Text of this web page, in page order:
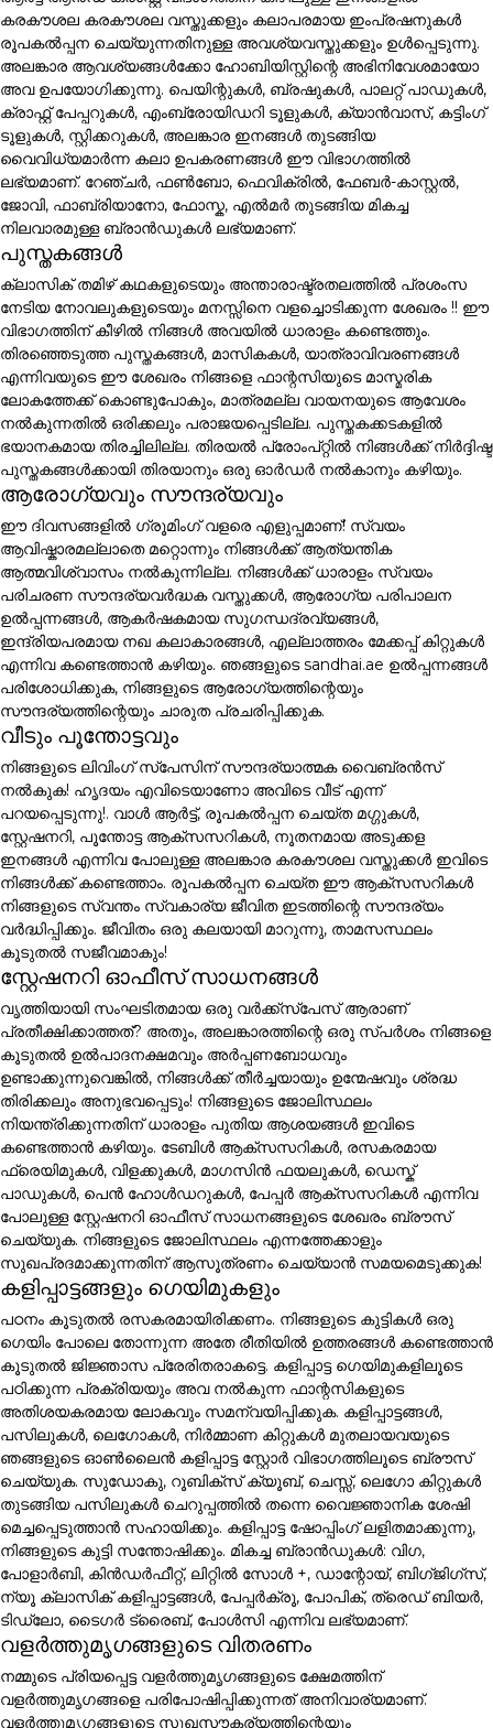
കരകൗശല കരകൗശല വസ്തുക്കളും കലാപരമായ ഇംപ്രഷനുകൾ
രൂപകൽപ്പന ചെയ്യുന്നതിനുള്ള അവശ്യവസ്തുക്കളും ഉൾപ്പെടുന്നു.
അലങ്കാര ആവശ്യങ്ങൾക്കോ ഹോബിയിസ്റ്റിന്റെ അഭിനിവേശമായോ
അവ ഉപയോഗിക്കുന്നു. പെയിന്റുകൾ, ബ്രഷുകൾ, പാലറ്റ് പാഡുകൾ,
ക്രാഫ്റ്റ് പേപ്പറുകൾ, എംബ്രോയിഡറി ടൂളുകൾ, ക്യാൻവാസ്, കട്ടിംഗ്
ടൂളുകൾ, സ്റ്റിക്കറുകൾ, അലങ്കാര ഇനങ്ങൾ തുടങ്ങിയ
വൈവിധ്യമാർന്ന കലാ ഉപകരണങ്ങൾ ഈ വിഭാഗത്തിൽ
ലഭ്യമാണ്. റേഞ്ചർ, ഫൺബോ, ഫെവിക്രിൽ, ഫേബർ-കാസ്റ്റൽ,
ജോവി, ഫാബ്രിയാനോ, ഫോസ്ക, എൽമർ തുടങ്ങിയ മികച്ച
നിലവാരമുള്ള ബ്രാൻഡുകൾ ലഭ്യമാണ്.
പുസ്തകങ്ങൾ
ക്ലാസിക് തമിഴ് കഥകളുടെയും അന്താരാഷ്ട്രതലത്തിൽ പ്രശംസ
നേടിയ നോവലുകളുടെയും മനസ്സിനെ വളച്ചൊടിക്കുന്ന ശേഖരം !! ഈ
വിഭാഗത്തിന് കീഴിൽ നിങ്ങൾ അവയിൽ ധാരാളം കണ്ടെത്തും.
തിരഞ്ഞെടുത്ത പുസ്തകങ്ങൾ, മാസികകൾ, യാത്രാവിവരണങ്ങൾ
എന്നിവയുടെ ഈ ശേഖരം നിങ്ങളെ ഫാന്റസിയുടെ മാസ്മരിക
ലോകത്തേക്ക് കൊണ്ടുപോകും, മാത്രമല്ല വായനയുടെ ആവേശം
നൽകുന്നതിൽ ഒരിക്കലും പരാജയപ്പെടില്ല. പുസ്തകക്കടകളിൽ
ഭയാനകമായ തിരച്ചിലില്ല. തിരയൽ പ്രോംപ്റ്റിൽ നിങ്ങൾക്ക് നിർദ്ദിഷ്ട
പുസ്തകങ്ങൾക്കായി തിരയാനും ഒരു ഓർഡർ നൽകാനും കഴിയും.
ആരോഗ്യവും സൗന്ദര്യവും
ഈ ദിവസങ്ങളിൽ ഗ്രൂമിംഗ് വളരെ എളുപ്പമാണ്! സ്വയം
ആവിഷ്കാരമല്ലാതെ മറ്റൊന്നും നിങ്ങൾക്ക് ആത്യന്തിക
ആത്മവിശ്വാസം നൽകുന്നില്ല. നിങ്ങൾക്ക് ധാരാളം സ്വയം
പരിചരണ സൗന്ദര്യവർദ്ധക വസ്തുക്കൾ, ആരോഗ്യ പരിപാലന
ഉൽപ്പന്നങ്ങൾ, ആകർഷകമായ സുഗന്ധദ്രവ്യങ്ങൾ,
ഇന്ദ്രിയപരമായ നഖ കലാകാരങ്ങൾ, എല്ലാത്തരം മേക്കപ്പ് കിറ്റുകൾ
എന്നിവ കണ്ടെത്താൻ കഴിയും. ഞങ്ങളുടെ sandhai.ae ഉൽപ്പന്നങ്ങൾ
പരിശോധിക്കുക, നിങ്ങളുടെ ആരോഗ്യത്തിന്റെയും
സൗന്ദര്യത്തിന്റെയും ചാരുത പ്രചരിപ്പിക്കുക.
വീടും പൂന്തോട്ടവും
നിങ്ങളുടെ ലിവിംഗ് സ്പേസിന് സൗന്ദര്യാത്മക വൈബ്രൻസ്
നൽകുക! ഹൃദയം എവിടെയാണോ അവിടെ വീട് എന്ന്
പറയപ്പെടുന്നു!. വാൾ ആർട്ട്, രൂപകൽപ്പന ചെയ്ത മഗ്ഗുകൾ,
സ്റ്റേഷനറി, പൂന്തോട്ട ആക്സസറികൾ, നൂതനമായ അടുക്കള
ഇനങ്ങൾ എന്നിവ പോലുള്ള അലങ്കാര കരകൗശല വസ്തുക്കൾ ഇവിടെ
നിങ്ങൾക്ക് കണ്ടെത്താം. രൂപകൽപ്പന ചെയ്ത ഈ ആക്സസറികൾ
നിങ്ങളുടെ സ്വന്തം സ്വകാര്യ ജീവിത ഇടത്തിന്റെ സൗന്ദര്യം
വർദ്ധിപ്പിക്കും. ജീവിതം ഒരു കലയായി മാറുന്നു, താമസസ്ഥലം
കൂടുതൽ സജീവമാകും!
സ്റ്റേഷനറി ഓഫീസ് സാധനങ്ങൾ
വൃത്തിയായി സംഘടിതമായ ഒരു വർക്ക്സ്പേസ് ആരാണ്
പ്രതീക്ഷിക്കാത്തത്? അതും, അലങ്കാരത്തിന്റെ ഒരു സ്പർശം നിങ്ങളെ
കൂടുതൽ ഉൽപാദനക്ഷമവും അർപ്പണബോധവും
ഉണ്ടാക്കുന്നുവെങ്കിൽ, നിങ്ങൾക്ക് തീർച്ചയായും ഉന്മേഷവും ശ്രദ്ധ
തിരിക്കലും അനുഭവപ്പെടും! നിങ്ങളുടെ ജോലിസ്ഥലം
നിയന്ത്രിക്കുന്നതിന് ധാരാളം പുതിയ ആശയങ്ങൾ ഇവിടെ
കണ്ടെത്താൻ കഴിയും. ടേബിൾ ആക്സസറികൾ, രസകരമായ
ഫ്രെയിമുകൾ, വിളക്കുകൾ, മാഗസിൻ ഫയലുകൾ, ഡെസ്ക്
പാഡുകൾ, പെൻ ഹോൾഡറുകൾ, പേപ്പർ ആക്സസറികൾ എന്നിവ
പോലുള്ള സ്റ്റേഷനറി ഓഫീസ് സാധനങ്ങളുടെ ശേഖരം ബ്രൗസ്
ചെയ്യുക. നിങ്ങളുടെ ജോലിസ്ഥലം എന്നത്തേക്കാളും
സുഖപ്രദമാക്കുന്നതിന് ആസൂത്രണം ചെയ്യാൻ സമയമെടുക്കുക!
കളിപ്പാട്ടങ്ങളും ഗെയിമുകളും
പഠനം കൂടുതൽ രസകരമായിരിക്കണം. നിങ്ങളുടെ കുട്ടികൾ ഒരു
ഗെയിം പോലെ തോന്നുന്ന അതേ രീതിയിൽ ഉത്തരങ്ങൾ കണ്ടെത്താൻ
കൂടുതൽ ജിജ്ഞാസ പ്രേരിതരാകട്ടെ. കളിപ്പാട്ട ഗെയിമുകളിലൂടെ
പഠിക്കുന്ന പ്രക്രിയയും അവ നൽകുന്ന ഫാന്റസികളുടെ
അതിശയകരമായ ലോകവും സമന്വയിപ്പിക്കുക. കളിപ്പാട്ടങ്ങൾ,
പസിലുകൾ, ലെഗോകൾ, നിർമ്മാണ കിറ്റുകൾ മുതലായവയുടെ
ഞങ്ങളുടെ ഓൺലൈൻ കളിപ്പാട്ട സ്റ്റോർ വിഭാഗത്തിലൂടെ ബ്രൗസ്
ചെയ്യുക. സുഡോകു, റൂബിക്സ് ക്യൂബ്, ചെസ്സ്, ലെഗോ കിറ്റുകൾ
തുടങ്ങിയ പസിലുകൾ ചെറുപ്പത്തിൽ തന്നെ വൈജ്ഞാനിക ശേഷി
മെച്ചപ്പെടുത്താൻ സഹായിക്കും. കളിപ്പാട്ട ഷോപ്പിംഗ് ലളിതമാക്കുന്നു,
നിങ്ങളുടെ കുട്ടി സന്തോഷിക്കും. മികച്ച ബ്രാൻഡുകൾ: വിഗ,
പോളാർബി, കിൻഡർഫീറ്റ്, ലിറ്റിൽ സോൾ +, ഡാന്റോയ്, ബിഗ്ജിഗ്സ്,
ന്യൂ ക്ലാസിക് കളിപ്പാട്ടങ്ങൾ, പേപ്പർക്രൂ, പോപിക്, ത്രെഡ് ബിയർ,
ടിഡ്ലോ, ടൈഗർ ട്രൈബ്, പോൾസി എന്നിവ ലഭ്യമാണ്.
വളർത്തുമൃഗങ്ങളുടെ വിതരണം
നമ്മുടെ പ്രിയപ്പെട്ട വളർത്തുമൃഗങ്ങളുടെ ക്ഷേമത്തിന്
വളർത്തുമൃഗങ്ങളെ പരിപോഷിപ്പിക്കുന്നത് അനിവാര്യമാണ്.
വളർത്തുമൃഗങ്ങളുടെ സുഖസൗകര്യത്തിന്റെയും